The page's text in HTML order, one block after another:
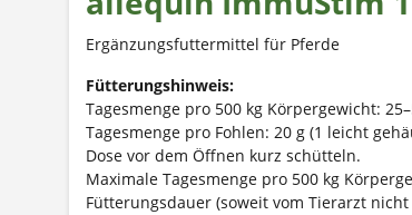
Ergänzungsfuttermittel für Pferde
Fütterungshinweis:
Tagesmenge pro 500 kg Körpergewicht:
Tagesmenge pro Fohlen: 20 g (1 leicht
Dose vor dem Öffnen kurz schütteln.
Maximale Tagesmenge pro 500 kg
Fütterungsdauer (soweit vom Tierarzt